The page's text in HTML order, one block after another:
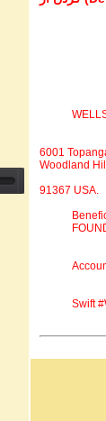
6001
Woodland
91367 USA.
Swift